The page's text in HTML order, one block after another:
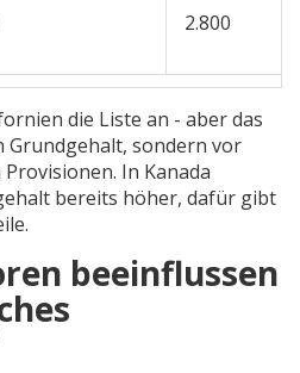
2.800
die Liste an - aber das
Grundgehalt, sondern vor
In Kanada
bereits höher, dafür gibt
beeinflussen